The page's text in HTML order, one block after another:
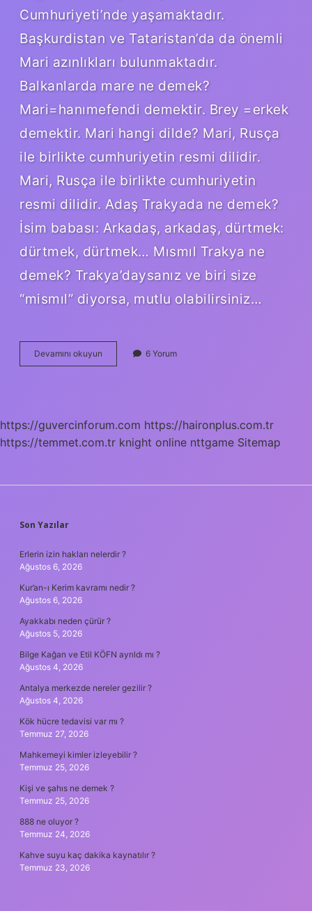
Cumhuriyeti’nde yaşamaktadır.
Başkurdistan ve Tataristan’da da önemli
Mari azınlıkları bulunmaktadır.
Balkanlarda mare ne demek?
Mari=hanımefendi demektir. Brey =erkek
demektir. Mari hangi dilde? Mari, Rusça
ile birlikte cumhuriyetin resmi dilidir.
Mari, Rusça ile birlikte cumhuriyetin
resmi dilidir. Adaş Trakyada ne demek?
İsim babası: Arkadaş, arkadaş, dürtmek:
dürtmek, dürtmek… Mısmıl Trakya ne
demek? Trakya’daysanız ve biri size
“mismıl” diyorsa, mutlu olabilirsiniz…
Devamını okuyun
Ne
6 Yorum
https://guvercinforum.com https://haironplus.com.tr
https://temmet.com.tr knight online nttgame Sitemap
SIDEBAR
Son Yazılar
Erlerin izin hakları nelerdir ?
Ağustos 6, 2026
Kur’an-ı Kerim kavramı nedir ?
Ağustos 6, 2026
Ayakkabı neden çürür ?
Ağustos 5, 2026
Bilge Kağan ve Etil KÖFN ayrıldı mı ?
Ağustos 4, 2026
Antalya merkezde nereler gezilir ?
Ağustos 4, 2026
Kök hücre tedavisi var mı ?
Temmuz 27, 2026
Mahkemeyi kimler izleyebilir ?
Temmuz 25, 2026
Kişi ve şahıs ne demek ?
Temmuz 25, 2026
888 ne oluyor ?
Temmuz 24, 2026
Kahve suyu kaç dakika kaynatılır ?
Temmuz 23, 2026